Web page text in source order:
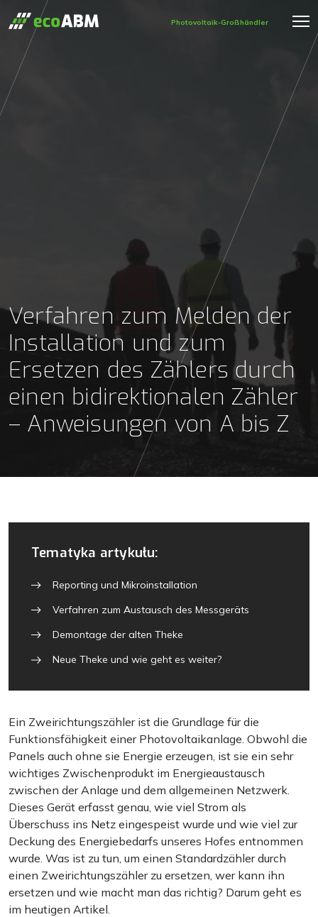
Photovoltaik-Großhändler
Verfahren zum Melden der
Installation und zum
Ersetzen des Zählers durch
einen bidirektionalen Zähler
– Anweisungen von A bis Z
Tematyka artykułu:
Reporting und Mikroinstallation
Verfahren zum Austausch des Messgeräts
Demontage der alten Theke
Neue Theke und wie geht es weiter?
Ein Zweirichtungszähler ist die Grundlage für die
Funktionsfähigkeit einer Photovoltaikanlage. Obwohl die
Panels auch ohne sie Energie erzeugen, ist sie ein sehr
wichtiges Zwischenprodukt im Energieaustausch
zwischen der Anlage und dem allgemeinen Netzwerk.
Dieses Gerät erfasst genau, wie viel Strom als
Überschuss ins Netz eingespeist wurde und wie viel zur
Deckung des Energiebedarfs unseres Hofes entnommen
wurde. Was ist zu tun, um einen Standardzähler durch
einen Zweirichtungszähler zu ersetzen, wer kann ihn
ersetzen und wie macht man das richtig? Darum geht es
im heutigen Artikel.